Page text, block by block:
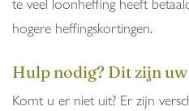
hogere heffingskortingen.
Hulp nodig? Dit zijn
Komt u er niet uit? Er zijn